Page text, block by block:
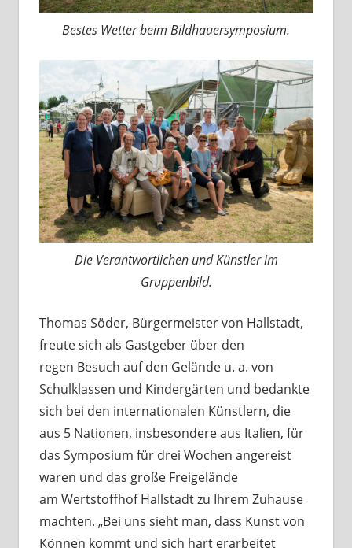
Bestes Wetter beim Bildhauersymposium.
Die Verantwortlichen und Künstler im
Gruppenbild.
Thomas Söder, Bürgermeister von Hallstadt,
freute sich als Gastgeber über den
regen Besuch auf den Gelände u. a. von
Schulklassen und Kindergärten und bedankte
sich bei den internationalen Künstlern, die
aus 5 Nationen, insbesondere aus Italien, für
das Symposium für drei Wochen angereist
waren und das große Freigelände
am Wertstoffhof Hallstadt zu Ihrem Zuhause
machten. „Bei uns sieht man, dass Kunst von
Können kommt und sich hart erarbeitet